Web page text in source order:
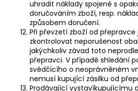
uhradit náklady spojené s
doručováním zboží, resp.
způsobem doručení.
Při převzetí zboží od
zkontrolovat neporušenost
jakýchkoliv závad toto
přepravci. V případě shledání
svědčícího o neoprávněném
nemusí kupující zásilku od
Prodávající vystavíkupujícímu